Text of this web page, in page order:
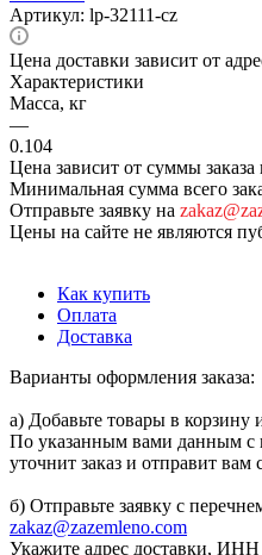
Артикул: lp-32111-cz
Цена доставки зависит от
Характеристики
Масса, кг
—
0.104
Цена зависит от суммы заказа
Минимальная сумма всего
Отправьте заявку на
Цены на сайте не являются
Как купить
Оплата
Доставка
Варианты оформления заказа:
а) Добавьте товары в корзину
По указанным вами данным с
уточнит заказ и отправит вам
б) Отправьте заявку с
zakaz@zazemleno.com
Укажите адрес доставки,